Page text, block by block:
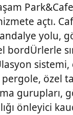
açtı.
yolu,
özel
gurupları,
önleyici